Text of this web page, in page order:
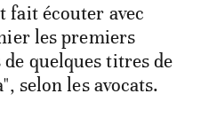
fait écouter avec
les premiers
quelques titres de
selon les avocats.